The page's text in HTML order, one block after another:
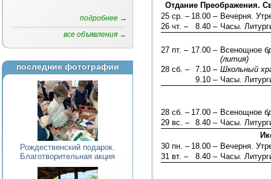
подробнее →
все объявления →
последние фотографии
Рождественский подарок.
Благотворительная акция
Отдание Преображения.
25 ср. – 18.00 – Вечерня.
26 чт. –
8.40 – Часы.
27 пт. – 17.00 – Всенощное
(лития)
28 сб. –
7.10 – Школьный
9.10 – Часы.
28 сб. – 17.00 – Всенощное
29 вс. –
8.40 – Часы.
30 пн. – 18.00 – Вечерня.
31 вт. –
8.40 – Часы.